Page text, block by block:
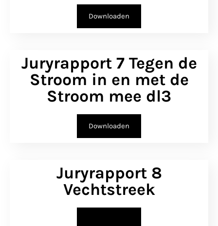
Downloaden
Juryrapport 7 Tegen de
Stroom in en met de
Stroom mee dl3
Downloaden
Juryrapport 8
Vechtstreek